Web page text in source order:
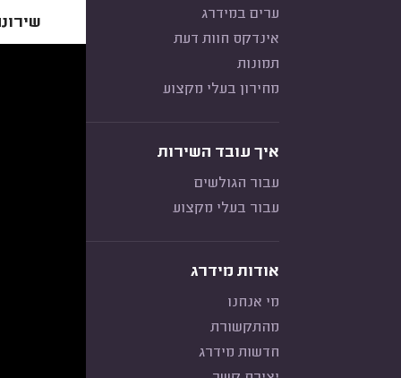
ערים במידרג
אינדקס חוות דעת
תמונות
מחירון בעלי מקצוע
איך עובד השירות
עבור הגולשים
עבור בעלי מקצוע
אודות מידרג
מי אנחנו
מהתקשורת
חדשות מידרג